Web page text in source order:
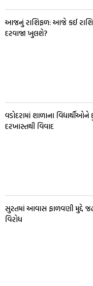
આજનું રાશિફળ: આજે કઈ
દરવાજા ખુલશે?
વડોદરામાં શાળાના
દરખાસ્તથી વિવાદ
સુરતમાં આવાસ ફાળવણી મુદ્દે
વિરોધ